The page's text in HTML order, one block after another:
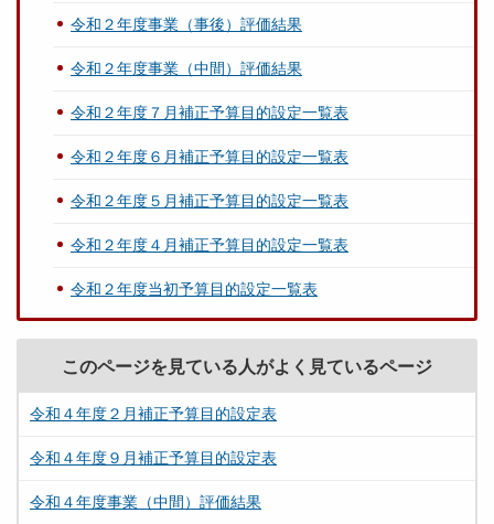
令和２年度事業（事後）評価結果
令和２年度事業（中間）評価結果
令和２年度７月補正予算目的設定一覧表
令和２年度６月補正予算目的設定一覧表
令和２年度５月補正予算目的設定一覧表
令和２年度４月補正予算目的設定一覧表
令和２年度当初予算目的設定一覧表
このページを見ている人がよく見ているページ
令和４年度２月補正予算目的設定表
令和４年度９月補正予算目的設定表
令和４年度事業（中間）評価結果